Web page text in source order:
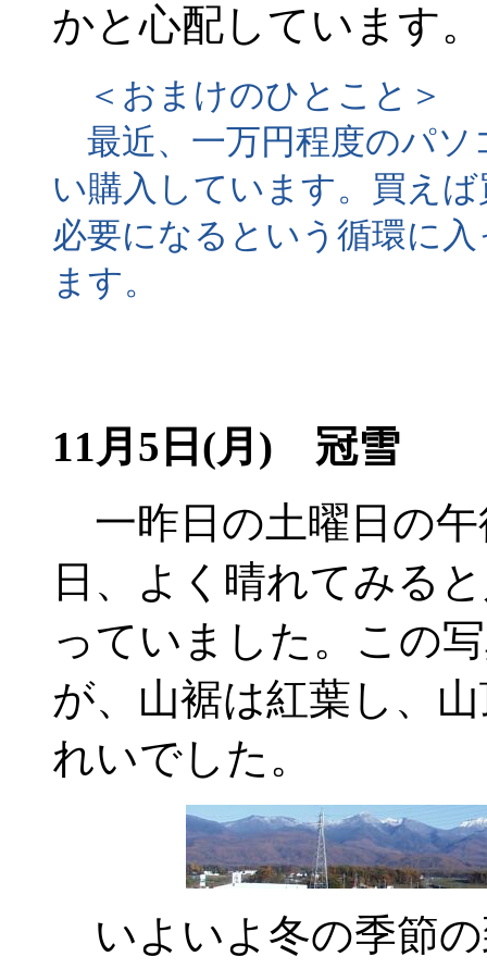
かと心配しています。
＜おまけのひとこと＞
最近、一万円程度のパソ
い購入しています。買え
必要になるという循環に
ます。
11月5日(月) 冠雪
一昨日の土曜日の午
日、よく晴れてみる
っていました。この
が、山裾は紅葉し、
れいでした。
いよいよ冬の季節